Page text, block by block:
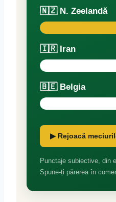
🇳🇿 N. Zeelandă
🇮🇷 Iran
🇧🇪 Belgia
▶ Rejoacă
Punctaje subiective, din
Spune-ți părerea în